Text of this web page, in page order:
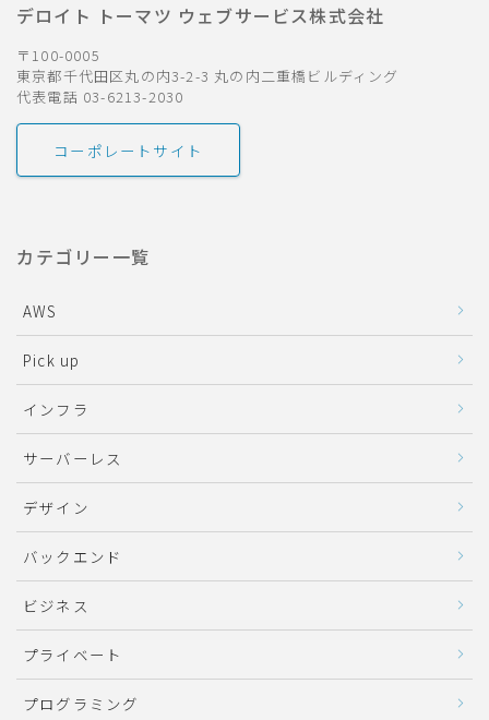
デロイト トーマツ ウェブサービス株式会社
〒100-0005
東京都千代田区丸の内3-2-3 丸の内二重橋ビルディング
代表電話 03-6213-2030
コーポレートサイト
カテゴリー一覧
AWS
Pick up
インフラ
サーバーレス
デザイン
バックエンド
ビジネス
プライベート
プログラミング